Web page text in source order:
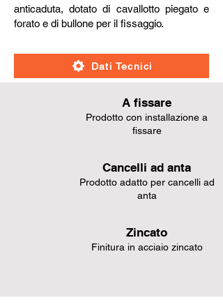
anticaduta, dotato di cavallotto piegato e
forato e di bullone per il fissaggio.
Dati Tecnici
A fissare
Prodotto con installazione a
fissare
Cancelli ad anta
Prodotto adatto per cancelli ad
anta
Zincato
Finitura in acciaio zincato